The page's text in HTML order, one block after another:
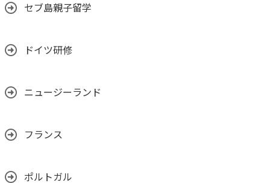
セブ島親子留学
ドイツ研修
ニュージーランド
フランス
ポルトガル